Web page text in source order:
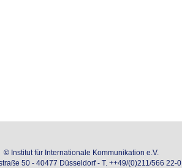
© Institut für Internationale Kommunikation e.V.
50 - 40477 Düsseldorf - T. ++49/(0)211/566 22-0